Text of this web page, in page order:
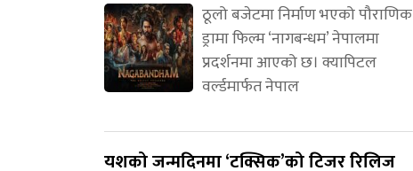
ठूलो बजेटमा निर्माण भएको पौराणिक
ड्रामा फिल्म ‘नागबन्धम’ नेपालमा
प्रदर्शनमा आएको छ। क्यापिटल
वर्ल्डमार्फत नेपाल
यशको जन्मदिनमा ‘टक्सिक’को टिजर रिलिज